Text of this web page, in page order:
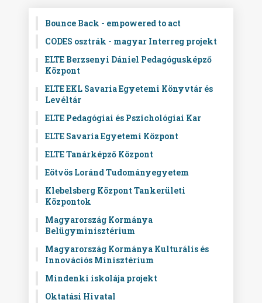
Bounce Back - empowered to act
CODES osztrák - magyar Interreg projekt
ELTE Berzsenyi Dániel Pedagógusképző
Központ
ELTE EKL Savaria Egyetemi Könyvtár és
Levéltár
ELTE Pedagógiai és Pszichológiai Kar
ELTE Savaria Egyetemi Központ
ELTE Tanárképző Központ
Eötvös Loránd Tudományegyetem
Klebelsberg Központ Tankerületi
Központok
Magyarország Kormánya
Belügyminisztérium
Magyarország Kormánya Kulturális és
Innovációs Minisztérium
Mindenki iskolája projekt
Oktatási Hivatal